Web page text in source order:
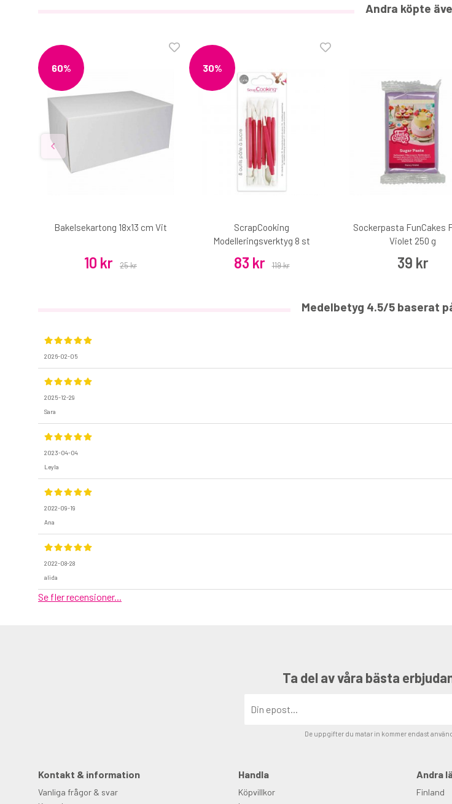
Marsipan lila 500 g
54 kr
€5.90
Andra köpte
60%
Bakelsekartong 18x13 cm Vit
10 kr 25 kr
30%
ScrapCooking
Modelleringsverktyg 8 st
83 kr 119 kr
Sockerpasta FunCakes
Violet 250 g
39 kr
Medelbetyg 4.5/5 baserat
2026-02-05
2025-12-29
Sara
2023-04-04
Leyla
2022-09-19
Ana
2022-08-28
alida
Se fler recensioner...
Ta del av våra bästa
De uppgifter du matar in kommer endast
Kontakt & information
Vanliga frågor & svar
Handla
Köpvillkor
Andra
Finland